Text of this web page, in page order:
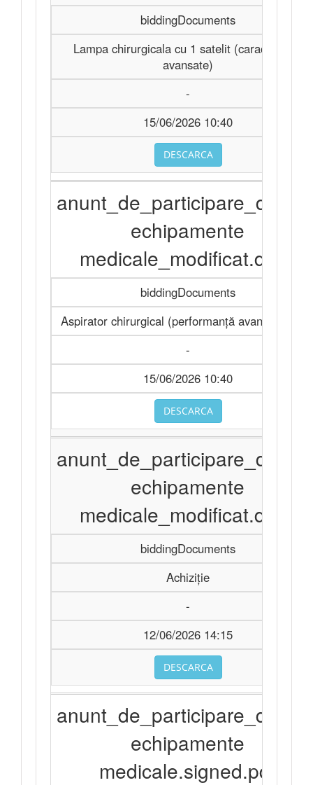
biddingDocuments
Lampa chirurgicala cu 1 satelit (caracteristici
avansate)
-
15/06/2026 10:40
DESCARCA
echipamente
medicale_modificat.docx
biddingDocuments
Aspirator chirurgical (performanță avansată)
-
15/06/2026 10:40
DESCARCA
echipamente
medicale_modificat.docx
biddingDocuments
Achiziție
-
12/06/2026 14:15
DESCARCA
echipamente
medicale.signed.pdf